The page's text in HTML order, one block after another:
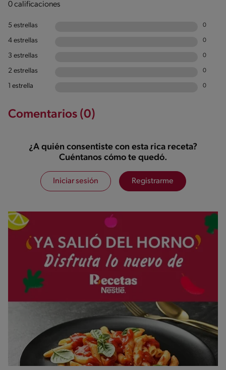
0 calificaciones
5 estrellas 0
4 estrellas 0
3 estrellas 0
2 estrellas 0
1 estrella 0
Comentarios (0)
¿A quién consentiste con esta rica receta?
Cuéntanos cómo te quedó.
Iniciar sesión Registrarme